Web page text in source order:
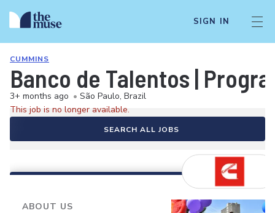
SIGN IN
CUMMINS
Banco de Talentos |
3+ months ago • São Paulo, Brazil
This job is no longer available.
SEARCH ALL JOBS
ABOUT US